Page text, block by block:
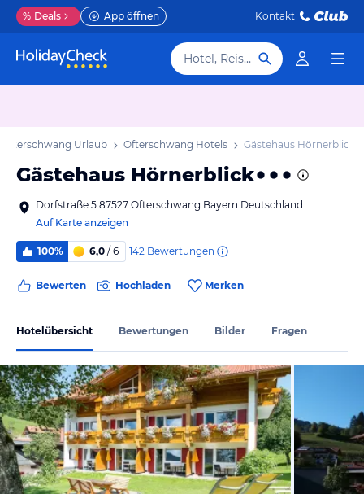
% Deals App öffnen Kontakt
Hotel, Reiseziel
Ofterschwang Urlaub Ofterschwang Hotels Gästehaus Hörnerblick
Gästehaus Hörnerblick
Dorfstraße 5 87527 Ofterschwang Bayern Deutschland
Auf Karte anzeigen
100% 6,0 / 6 142 Bewertungen
Bewerten Hochladen Merken
Hotelübersicht Bewertungen Bilder Fragen